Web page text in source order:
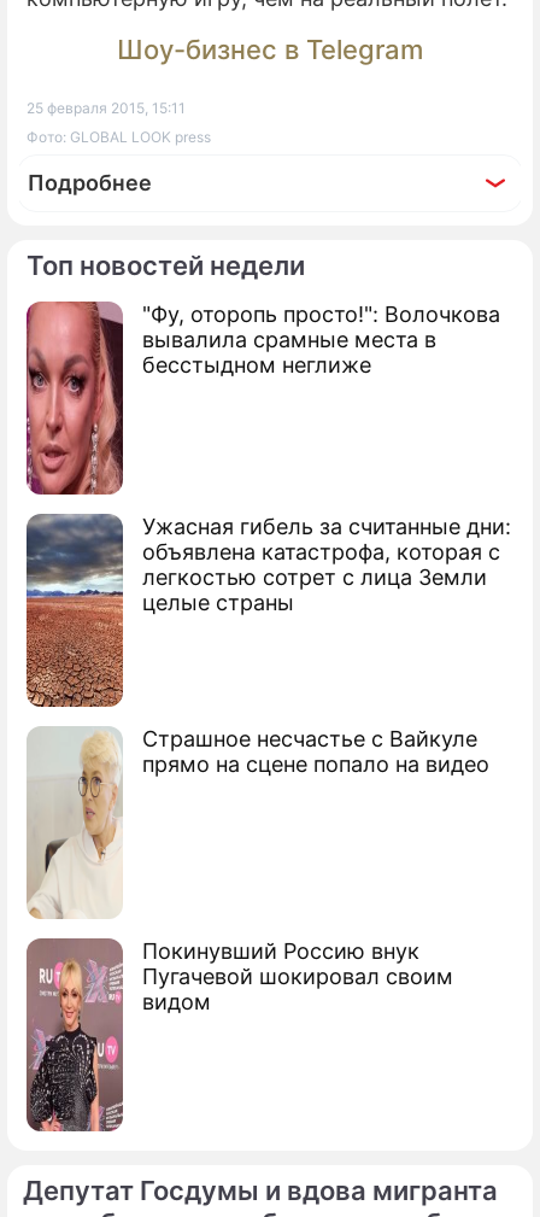
Топ новостей недели
"Фу, оторопь просто!": Волочкова
вывалила срамные места в
бесстыдном неглиже
Ужасная гибель за считанные дни:
объявлена катастрофа, которая с
легкостью сотрет с лица Земли
целые страны
Страшное несчастье с Вайкуле
прямо на сцене попало на видео
Покинувший Россию внук
Пугачевой шокировал своим
видом
Шоу-бизнес в Telegram
25 февраля 2015, 15:11
Фото: GLOBAL LOOK press
Подробнее
По теме
Показан первый "голливудский"
беспилотник
Марсианский Orion стартовал со
второго раза
Украинцы изобрели беспилотник с
гранатой
Россия испытает новый беспилотник
Депутат Госдумы и вдова мигранта